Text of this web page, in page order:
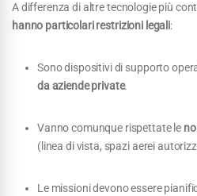
A differenza di altre tecnologie più
hanno particolari restrizioni legali:
Sono dispositivi di supporto
da aziende private.
Vanno comunque rispettate le
(linea di vista, spazi aerei
Le missioni devono essere